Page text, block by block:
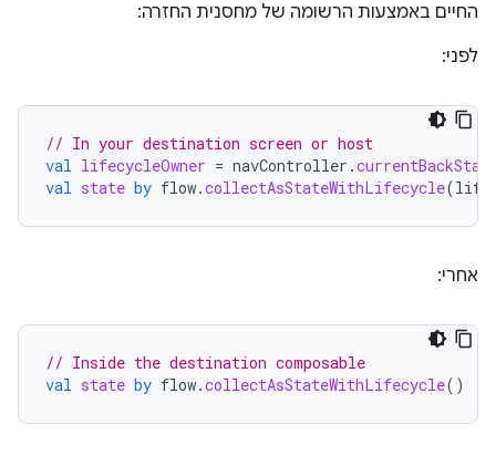
החיים באמצעות הרשומה של מחסנית החזרה:
לפני:
// In your destination screen or host
val lifecycleOwner = navController .
val state by flow.collectAsStateWithLifecycle(
אחרי:
// Inside the destination composable
val state by flow.collectAsStateWithLifecycle()